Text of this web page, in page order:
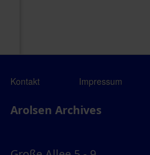
Kontakt Impressum
Arolsen Archives